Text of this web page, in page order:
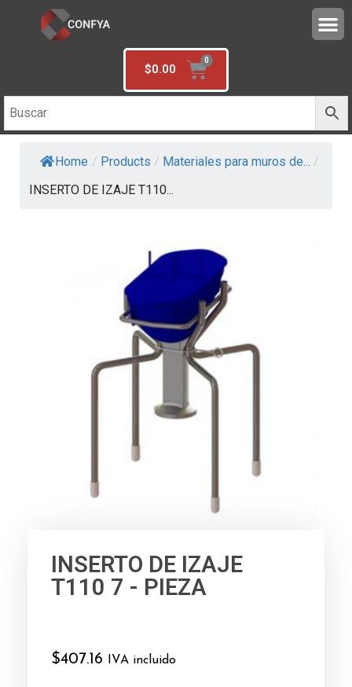
$0.00
Home / Products / Materiales para muros de... /
INSERTO DE IZAJE T110...
INSERTO DE IZAJE
T110 7 - PIEZA
$407.16 IVA incluido